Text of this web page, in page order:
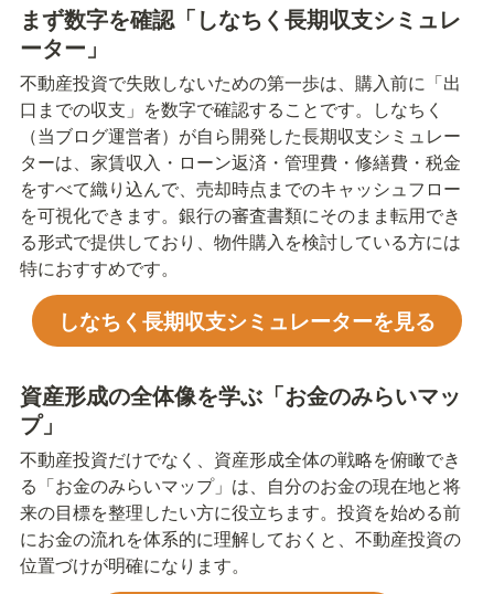
まず数字を確認「しなちく長期収支シミュレ
ーター」
不動産投資で失敗しないための第一歩は、購入前に「出
口までの収支」を数字で確認することです。しなちく
（当ブログ運営者）が自ら開発した長期収支シミュレー
ターは、家賃収入・ローン返済・管理費・修繕費・税金
をすべて織り込んで、売却時点までのキャッシュフロー
を可視化できます。銀行の審査書類にそのまま転用でき
る形式で提供しており、物件購入を検討している方には
特におすすめです。
しなちく長期収支シミュレーターを見る
資産形成の全体像を学ぶ「お金のみらいマッ
プ」
不動産投資だけでなく、資産形成全体の戦略を俯瞰でき
る「お金のみらいマップ」は、自分のお金の現在地と将
来の目標を整理したい方に役立ちます。投資を始める前
にお金の流れを体系的に理解しておくと、不動産投資の
位置づけが明確になります。